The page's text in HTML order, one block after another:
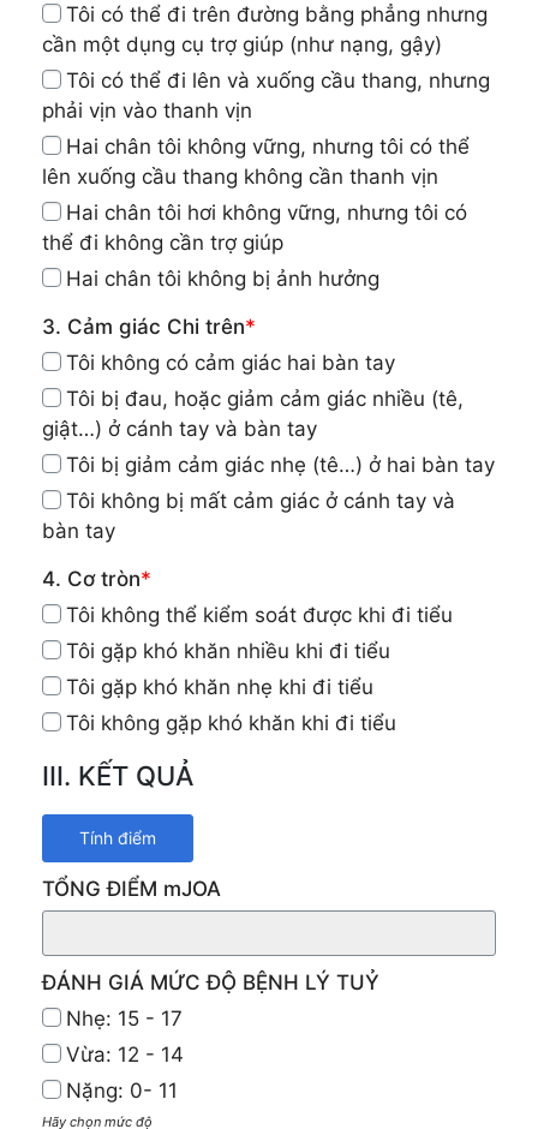
Tôi có thể đi trên đường bằng phẳng nhưng
cần một dụng cụ trợ giúp (như nạng, gậy)
Tôi có thể đi lên và xuống cầu thang, nhưng
phải vịn vào thanh vịn
Hai chân tôi không vững, nhưng tôi có thể
lên xuống cầu thang không cần thanh vịn
Hai chân tôi hơi không vững, nhưng tôi có
thể đi không cần trợ giúp
Hai chân tôi không bị ảnh hưởng
3. Cảm giác Chi trên*
Tôi không có cảm giác hai bàn tay
Tôi bị đau, hoặc giảm cảm giác nhiều (tê,
giật…) ở cánh tay và bàn tay
Tôi bị giảm cảm giác nhẹ (tê…) ở hai bàn tay
Tôi không bị mất cảm giác ở cánh tay và
bàn tay
4. Cơ tròn*
Tôi không thể kiểm soát được khi đi tiểu
Tôi gặp khó khăn nhiều khi đi tiểu
Tôi gặp khó khăn nhẹ khi đi tiểu
Tôi không gặp khó khăn khi đi tiểu
III. KẾT QUẢ
TỔNG ĐIỂM mJOA
ĐÁNH GIÁ MỨC ĐỘ BỆNH LÝ TUỶ
Nhẹ: 15 - 17
Vừa: 12 - 14
Nặng: 0- 11
Hãy chọn mức độ